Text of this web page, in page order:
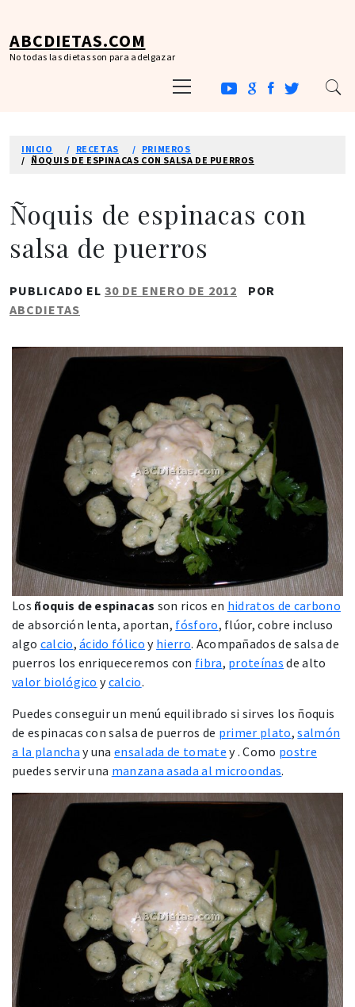
contenido
ABCDIETAS.COM
No todas las dietas son para adelgazar
principal
INICIO RECETAS
PRIMEROS
ÑOQUIS DE ESPINACAS CON SALSA DE PUERROS
Ñoquis de espinacas con
salsa de puerros
PUBLICADO EL 30 DE ENERO DE 2012
POR
ABCDIETAS
Los ñoquis de espinacas son ricos en hidratos de carbono
de absorción lenta, aportan, fósforo, flúor, cobre incluso
algo calcio,ácido fólico y hierro. Acompañados de salsa de
puerros los enriqueceremos con fibra, proteínas de alto
valor biológico ycalcio.
Puedes conseguir un menú equilibrado si sirves los ñoquis
de espinacas con salsa de puerros de primer plato,salmón
a la plancha y unaensalada de tomate y . Como postre
puedes servir una manzana asada al microondas.